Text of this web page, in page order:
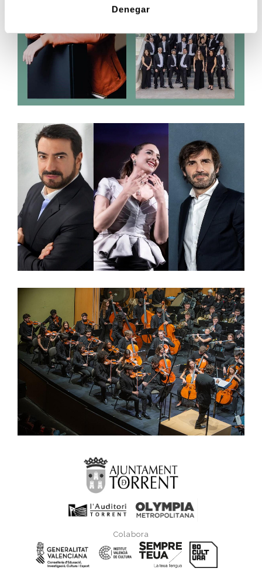
Denegar
Colabora